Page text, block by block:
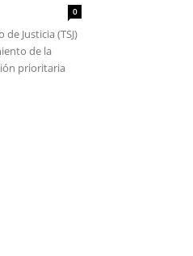
0
Justicia (TSJ)
de la
prioritaria